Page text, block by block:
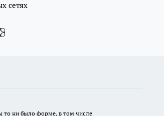
сетях
то ни было форме, в том числе